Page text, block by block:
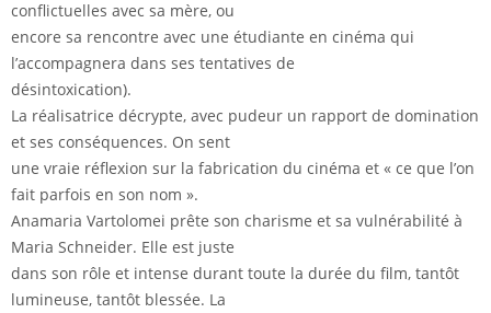
conflictuelles avec sa mère, ou
encore sa rencontre avec une étudiante en cinéma qui
l’accompagnera dans ses tentatives de
désintoxication).
La réalisatrice décrypte, avec pudeur un rapport de domination
et ses conséquences. On sent
une vraie réflexion sur la fabrication du cinéma et « ce que l’on
fait parfois en son nom ».
Anamaria Vartolomei prête son charisme et sa vulnérabilité à
Maria Schneider. Elle est juste
dans son rôle et intense durant toute la durée du film, tantôt
lumineuse, tantôt blessée. La